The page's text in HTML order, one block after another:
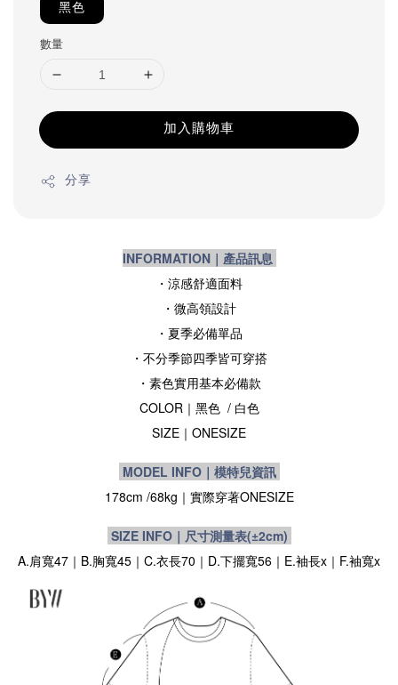
黑色
數量
加入購物車
分享
INFORMATION｜產品訊息
・涼感舒適面料
・微高領設計
・夏季必備單品
・不分季節四季皆可穿搭
・素色實用基本必備款
COLOR｜黑色 / 白色
SIZE ｜ONESIZE
MODEL INFO｜模特兒資訊
178cm /68kg ｜實際穿著ONESIZE
SIZE INFO｜尺寸測量表(±2cm)
A.肩寬47｜B.胸寬45｜C.衣長70｜D.下擺寬56｜E.袖長x｜F.袖寬x